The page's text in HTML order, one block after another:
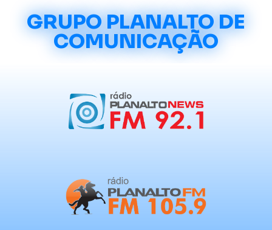
GRUPO PLANALTO DE
COMUNICAÇÃO